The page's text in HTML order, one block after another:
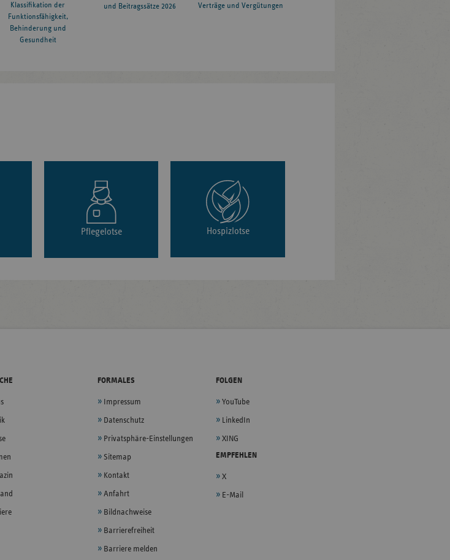
Klassifikation der
Funktionsfähigkeit,
Behinderung und
Gesundheit
und Beitragssätze 2026
Verträge und Vergütungen
Pflegelotse Hospizlotse
FORMALES
Impressum
Datenschutz
Privatsphäre-Einstellungen
Sitemap
Kontakt
Anfahrt
Bildnachweise
Barrierefreiheit
Barriere melden
FOLGEN
YouTube
LinkedIn
XING
EMPFEHLEN
X
E-Mail